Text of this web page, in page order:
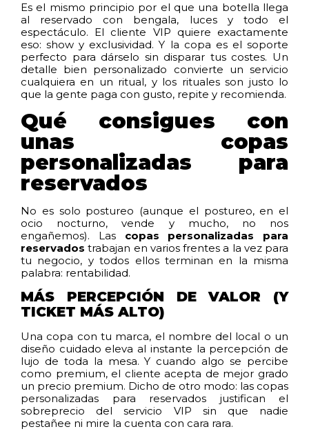
Es el mismo principio por el que una botella llega
al reservado con bengala, luces y todo el
espectáculo. El cliente VIP quiere exactamente
eso: show y exclusividad. Y la copa es el soporte
perfecto para dárselo sin disparar tus costes. Un
detalle bien personalizado convierte un servicio
cualquiera en un ritual, y los rituales son justo lo
que la gente paga con gusto, repite y recomienda.
Qué consigues con
unas copas
personalizadas para
reservados
No es solo postureo (aunque el postureo, en el
ocio nocturno, vende y mucho, no nos
engañemos). Las copas personalizadas para
reservados trabajan en varios frentes a la vez para
tu negocio, y todos ellos terminan en la misma
palabra: rentabilidad.
MÁS PERCEPCIÓN DE VALOR (Y
TICKET MÁS ALTO)
Una copa con tu marca, el nombre del local o un
diseño cuidado eleva al instante la percepción de
lujo de toda la mesa. Y cuando algo se percibe
como premium, el cliente acepta de mejor grado
un precio premium. Dicho de otro modo: las copas
personalizadas para reservados justifican el
sobreprecio del servicio VIP sin que nadie
pestañee ni mire la cuenta con cara rara.